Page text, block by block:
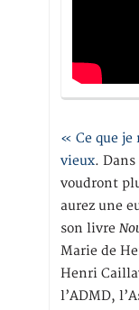
« Ce que je
vieux.
voudront
aurez une
son livre
Marie de
Henri
l’ADMD,